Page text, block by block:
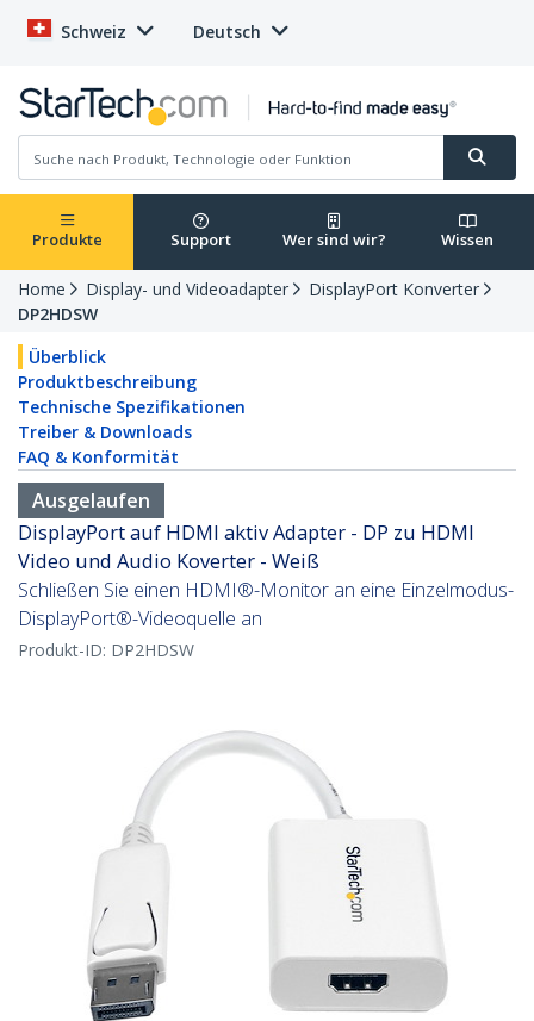
Schweiz Deutsch
Produkte Support Wer sind wir? Wissen
Home Display- und Videoadapter
DisplayPort Konverter
DP2HDSW
Überblick
Produktbeschreibung
Technische Spezifikationen
Treiber & Downloads
FAQ & Konformität
Ausgelaufen
DisplayPort auf HDMI aktiv Adapter - DP zu HDMI
Video und Audio Koverter - Weiß
Schließen Sie einen HDMI®-Monitor an eine Einzelmodus-
DisplayPort®-Videoquelle an
Produkt-ID: DP2HDSW